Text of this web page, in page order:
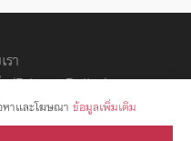
รา
(Privacy Policy)
าต
หาและโฆษณา ข้อมูลเพิ่มเติม